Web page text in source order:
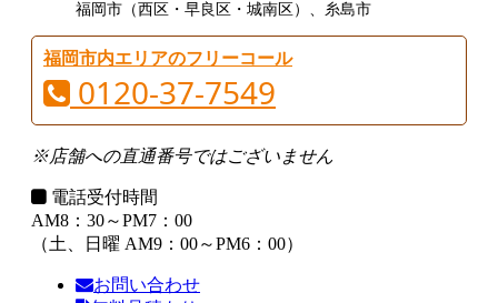
福岡市（西区・早良区・城南区）、糸島市
福岡市内エリアのフリーコール
0120-37-7549
※店舗への直通番号ではございません
電話受付時間
AM8：30～PM7：00
（土、日曜 AM9：00～PM6：00）
お問い合わせ